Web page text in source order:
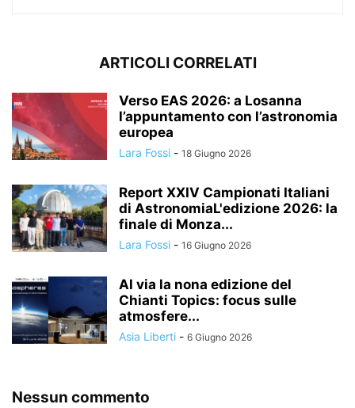
ARTICOLI CORRELATI
Verso EAS 2026: a Losanna
l’appuntamento con l’astronomia
europea
Lara Fossi - 18 Giugno 2026
Report XXIV Campionati Italiani
di AstronomiaL'edizione 2026: la
finale di Monza...
Lara Fossi - 16 Giugno 2026
Al via la nona edizione del
Chianti Topics: focus sulle
atmosfere...
Asia Liberti - 6 Giugno 2026
Nessun commento